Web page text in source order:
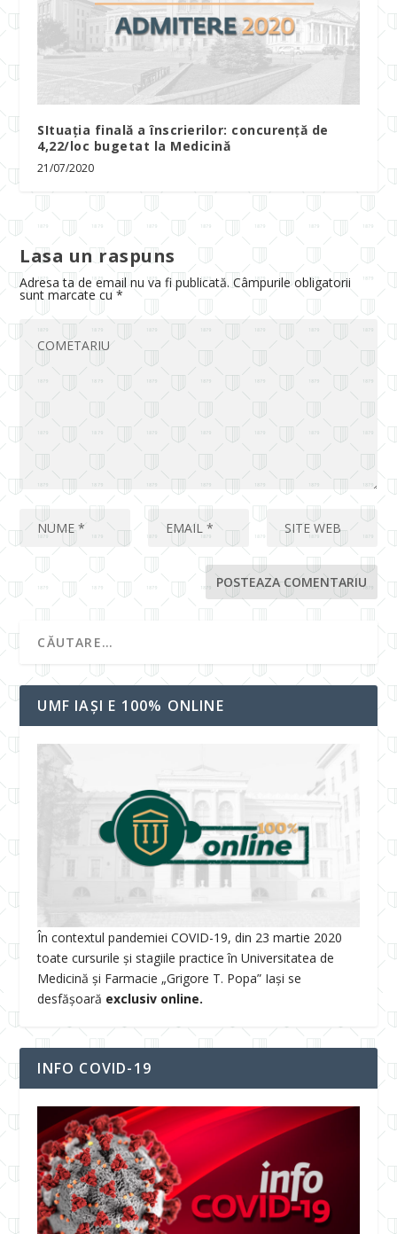
SItuația finală a înscrierilor: concurență de
4,22/loc bugetat la Medicină
21/07/2020
Lasa un raspuns
Adresa ta de email nu va fi publicată. Câmpurile obligatorii
sunt marcate cu*
UMF IAȘI E 100% ONLINE
În contextul pandemiei COVID-19, din 23 martie 2020
toate cursurile și stagiile practice în Universitatea de
Medicină și Farmacie „Grigore T. Popa” Iași se
desfășoară exclusiv online.
INFO COVID-19